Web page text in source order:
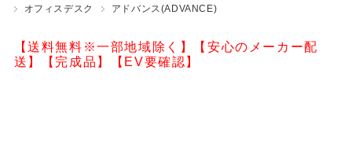
オフィスデスク
アドバンス(ADVANCE)
【送料無料※一部地域除く】【安心のメーカー配
送】【完成品】【EV要確認】